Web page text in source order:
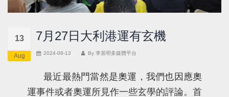
13
Aug
7月27日大利港運有玄機
2024-08-13 By 李居明多媒體平台
最近最熱門當然是奧運，我們也因應奧
運事件或者奧運所見作一些玄學的評論。首